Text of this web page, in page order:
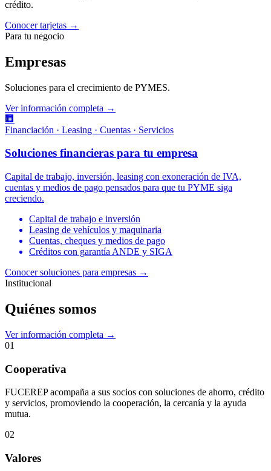
crédito.
Conocer tarjetas →
Para tu negocio
Empresas
Soluciones para el crecimiento de PYMES.
Ver información completa →
🏢
Financiación · Leasing · Cuentas · Servicios
Soluciones financieras para tu empresa
Capital de trabajo, inversión, leasing con exoneración de IVA,
cuentas y medios de pago pensados para que tu PYME siga
creciendo.
Capital de trabajo e inversión
Leasing de vehículos y maquinaria
Cuentas, cheques y medios de pago
Créditos con garantía ANDE y SIGA
Conocer soluciones para empresas →
Institucional
Quiénes somos
Ver información completa →
01
Cooperativa
FUCEREP acompaña a sus socios con soluciones de ahorro, crédito
y servicios, promoviendo la cooperación, la cercanía y la ayuda
mutua.
02
Valores